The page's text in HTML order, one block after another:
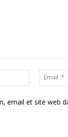
Nom
:*
email et site web